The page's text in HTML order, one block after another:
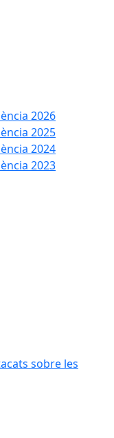
2026
2025
2024
2023
sobre les